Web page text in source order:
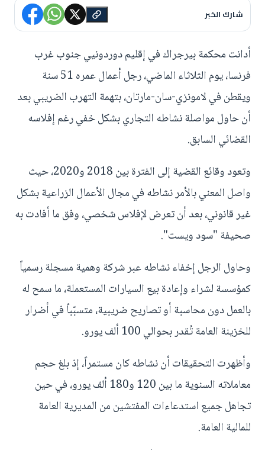
شارك الخبر
أدانت محكمة بيرجراك في إقليم دوردونيي جنوب غرب
فرنسا، يوم الثلاثاء الماضي، رجل أعمال عمره 51 سنة
ويقطن في لامونزي-سان-مارتان، بتهمة التهرب الضريبي بعد
أن حاول مواصلة نشاطه التجاري بشكل خفي رغم إفلاسه
القضائي السابق.
وتعود وقائع القضية إلى الفترة بين 2018 و2020، حيث
واصل المعني بالأمر نشاطه في مجال الأعمال الزراعية بشكل
غير قانوني، بعد أن تعرض لإفلاس شخصي، وفق ما أفادت به
صحيفة "سود ويست".
وحاول الرجل إخفاء نشاطه عبر شركة وهمية مسجلة رسمياً
كمؤسسة لشراء وإعادة بيع السيارات المستعملة، ما سمح له
بالعمل دون محاسبة أو تصاريح ضريبية، متسبّباً في أضرار
للخزينة العامة تُقدر بحوالي 100 ألف يورو.
وأظهرت التحقيقات أن نشاطه كان مستمراً، إذ بلغ حجم
معاملاته السنوية ما بين 120 و180 ألف يورو، في حين
تجاهل جميع استدعاءات المفتشين من المديرية العامة
للمالية العامة.